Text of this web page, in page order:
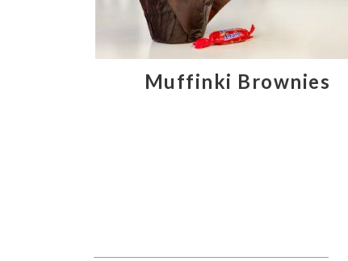
Muffinki Brownies